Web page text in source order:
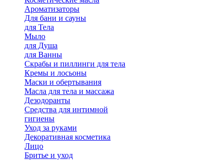
Ароматизаторы
Для бани и сауны
для Тела
Мыло
для Душа
для Ванны
Скрабы и пиллинги для тела
Кремы и лосьоны
Маски и обертывания
Масла для тела и массажа
Дезодоранты
Средства для интимной
гигиены
Уход за руками
Декоративная косметика
Лицо
Бритье и уход